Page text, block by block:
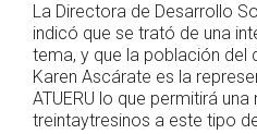
La Directora de Desarrollo
indicó que se trató de una
tema, y que la población del
Karen Ascárate es la
ATUERU lo que permitirá
treintaytresinos a este tipo